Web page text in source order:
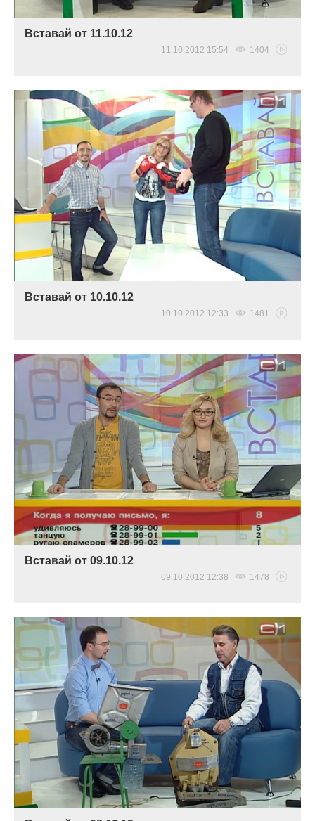
Вставай от 11.10.12
11.10.2012 15:54 1404
Вставай от 10.10.12
10.10.2012 12:33 1481
Вставай от 09.10.12
09.10.2012 12:38 1478